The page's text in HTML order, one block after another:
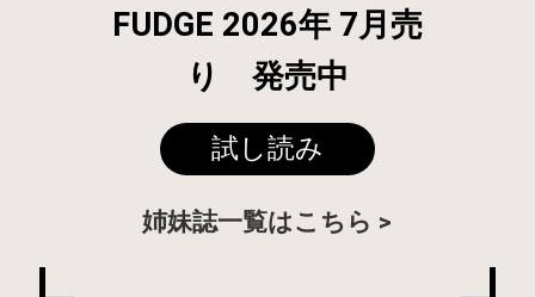
FUDGE 2026年 7月売
り 発売中
試し読み
姉妹誌一覧はこちら